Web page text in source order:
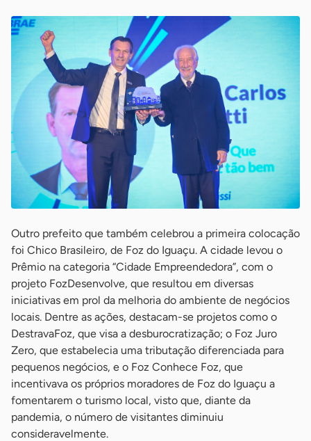
Outro prefeito que também celebrou a primeira colocação
foi Chico Brasileiro, de Foz do Iguaçu. A cidade levou o
Prêmio na categoria “Cidade Empreendedora”, com o
projeto FozDesenvolve, que resultou em diversas
iniciativas em prol da melhoria do ambiente de negócios
locais. Dentre as ações, destacam-se projetos como o
DestravaFoz, que visa a desburocratização; o Foz Juro
Zero, que estabelecia uma tributação diferenciada para
pequenos negócios, e o Foz Conhece Foz, que
incentivava os próprios moradores de Foz do Iguaçu a
fomentarem o turismo local, visto que, diante da
pandemia, o número de visitantes diminuiu
consideravelmente.